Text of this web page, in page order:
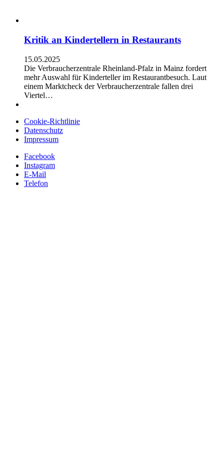
Kritik an Kindertellern in Restaurants
15.05.2025
Die Verbraucherzentrale Rheinland-Pfalz in Mainz fordert
mehr Auswahl für Kinderteller im Restaurantbesuch. Laut
einem Marktcheck der Verbraucherzentrale fallen drei
Viertel…
Cookie-Richtlinie
Datenschutz
Impressum
Facebook
Instagram
E-Mail
Telefon